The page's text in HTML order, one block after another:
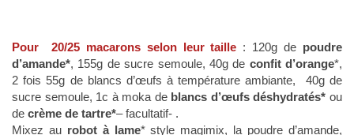
Pour 20/25 macarons selon leur taille : 120g de poudre
d’amande*, 155g de sucre semoule, 40g de confit d’orange*,
2 fois 55g de blancs d’œufs à température ambiante, 40g de
sucre semoule, 1c à moka deblancs d’œufs déshydratés* ou
de crème de tartre*– facultatif- .
Mixez au robot à lame* style magimix, la poudre d’amande,